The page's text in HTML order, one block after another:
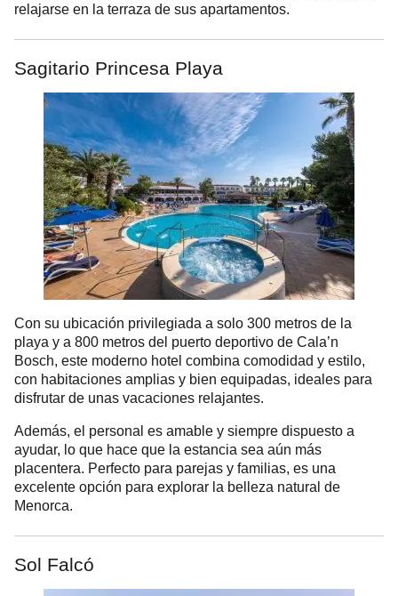
relajarse en la terraza de sus apartamentos.
Sagitario Princesa Playa
Con su ubicación privilegiada a solo 300 metros de la
playa y a 800 metros del puerto deportivo de Cala’n
Bosch, este moderno hotel combina comodidad y estilo,
con habitaciones amplias y bien equipadas, ideales para
disfrutar de unas vacaciones relajantes.
Además, el personal es amable y siempre dispuesto a
ayudar, lo que hace que la estancia sea aún más
placentera. Perfecto para parejas y familias, es una
excelente opción para explorar la belleza natural de
Menorca.
Sol Falcó